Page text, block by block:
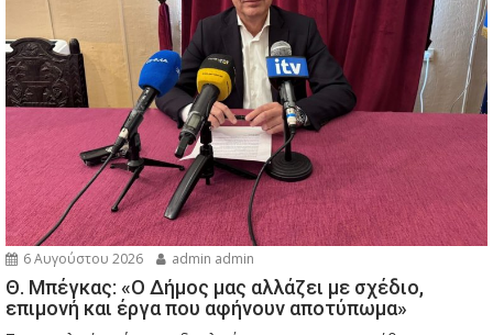
6 Αυγούστου 2026 admin admin
Θ. Μπέγκας: «Ο Δήμος μας αλλάζει με σχέδιο,
επιμονή και έργα που αφήνουν αποτύπωμα»